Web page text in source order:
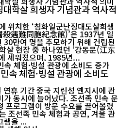
학살 희생자 기념관과 역사적
위치한 ‘침화일군난징대도살희생
遇難同胞紀念館)’은 1937년 일
만여 명을 추모하기 위해 건립된
살 현장 중 하나였던 ‘강동문(江东
세워졌으며, 1985년...
속 체험·빙설 관광에 소비도
휴 기간 중국 지린성 옌지시에 관
동시에 늘어났다. 조선족 민속 문
프로그램이 방문 수요를 끌어올렸
램을 ...